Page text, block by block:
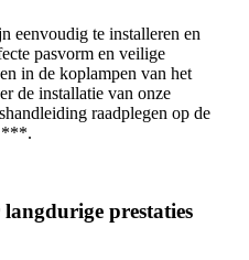
eenvoudig te installeren en
pasvorm en veilige
in de koplampen van het
de installatie van onze
raadplegen op de
***.
prestaties